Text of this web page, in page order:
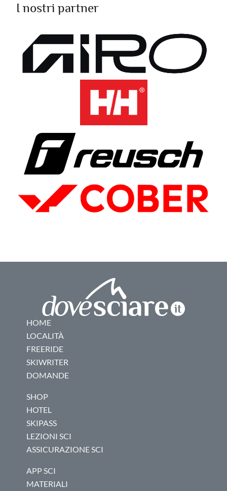
I nostri partner
HOME
LOCALITÀ
FREERIDE
SKIWRITER
DOMANDE
SHOP
HOTEL
SKIPASS
LEZIONI SCI
ASSICURAZIONE SCI
APP SCI
MATERIALI